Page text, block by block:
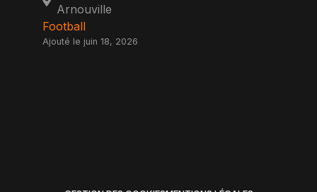
Arnouville
Football
Ajouté le juin 18, 2026